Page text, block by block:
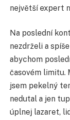
největší expert
Na poslední
nezdrželi a
abychom
časovém limitu.
jsem pekelný
nedutal a jen
úplnej lazaret,